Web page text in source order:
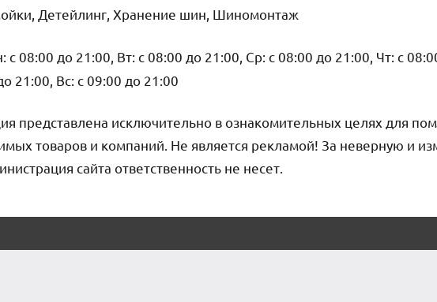
Детейлинг, Хранение шин, Шиномонтаж
с 08:00 до 21:00, Вт: с 08:00 до 21:00, Ср: с 08:00 до 21:00, Чт: с
21:00, Вс: с 09:00 до 21:00
представлена исключительно в ознакомительных целях для
товаров и компаний. Не является рекламой! За неверную и
сайта ответственность не несет.